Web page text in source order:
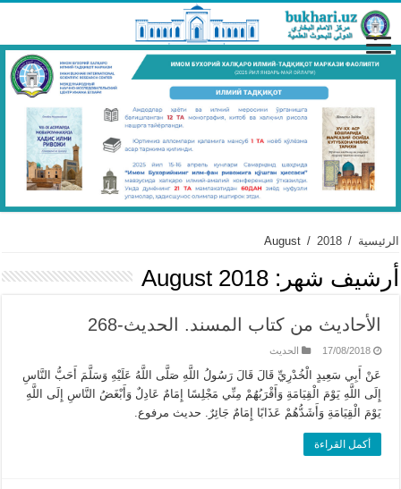
الرئيسية /
2018
/
August
أرشيف شهر:August 2018
الأحاديث من كتاب المسند. الحديث-268
17/08/2018 الحديث
عَنْ أَبِي سَعِيدٍ الْخُدْرِيِّ قَالَ قَالَ رَسُولُ اللَّهِ صَلَّى اللَّهُ عَلَيْهِ وَسَلَّمَ أَحَبُّ النَّاسِ
إِلَى اللَّهِ يَوْمَ الْقِيَامَةِ وَأَقْرَبُهُمْ مِنِّي مَجْلِسًا إِمَامٌ عَادِلٌ وَأَبْغَضُ النَّاسِ إِلَى اللَّهِ
يَوْمَ الْقِيَامَةِ وَأَشَدُّهُمْ عَذَابًا إِمَامٌ جَائِرٌ. حديث مرفوع.
أكمل القراءة